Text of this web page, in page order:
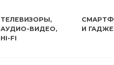
ТЕЛЕВИЗОРЫ,
АУДИО-ВИДЕО,
HI-FI
И